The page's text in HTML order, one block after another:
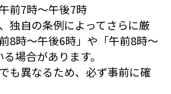
前7時～午後7時
独自の条例によってさらに厳
8時～午後6時」や「午前8時～
場合があります。
も異なるため、必ず事前に確